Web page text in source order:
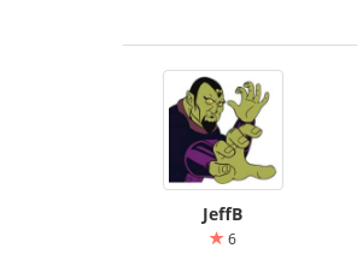
JeffB
6